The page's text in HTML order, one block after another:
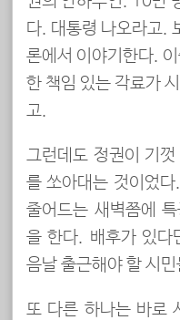
다. 대통령 나오라고.
론에서 이야기한다.
한 책임 있는 각료가
고.
그런데도 정권이 기껏
를 쏘아대는 것이었다
줄어드는 새벽쯤에
을 한다. 배후가 있다
음날 출근해야 할 시
또 다른 하나는 바로